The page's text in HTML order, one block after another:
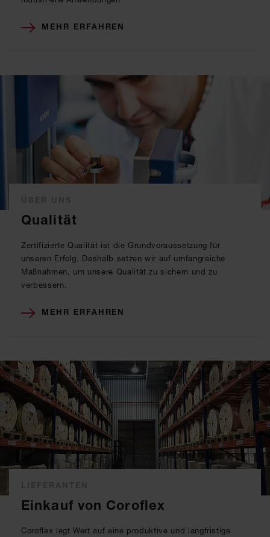
MEHR ERFAHREN
Qualität
Zertifizierte Qualität ist die Grundvoraussetzung für
unseren Erfolg. Deshalb setzen wir auf umfangreiche
Maßnahmen, um unsere Qualität zu sichern und zu
verbessern.
MEHR ERFAHREN
Einkauf von Coroflex
Coroflex legt Wert auf eine produktive und langfristige